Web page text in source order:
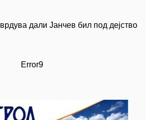
дали Јанчев бил под дејство
Error9